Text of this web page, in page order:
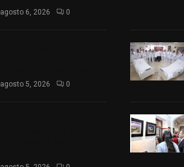
agosto 6, 2026 0
agosto 5, 2026 0